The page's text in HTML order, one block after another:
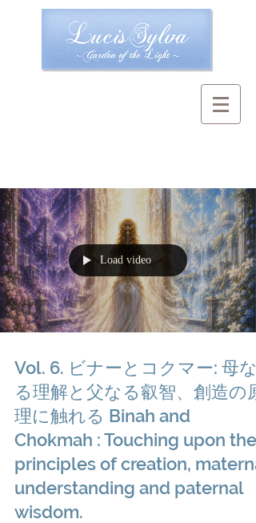
Load video
Vol. 6. ビナーとコクマー: 母な
る理解と父なる叡智、創造の原
理に触れる Binah and
Chokmah : Touching upon the
principles of creation,
understanding and paternal
wisdom.